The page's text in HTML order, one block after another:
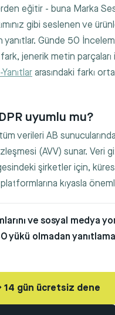
eğitir - buna Marka
gibi seslenen ve
yanıtlar. Günde 50
jenerik metin parçaları
arasındaki farkı
uyumlu mu?
verileri AB sunucularında
(AVV) sunar. Veri
şirketler için,
platformlarına kıyasla
ve sosyal medya
yükü olmadan
14 gün ücretsiz dene